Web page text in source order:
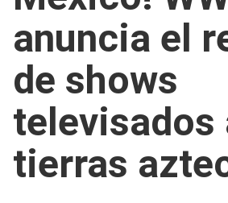
anuncia el
de shows
televisados
tierras